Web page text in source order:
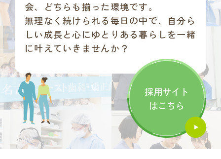
会、どちらも揃った環境です。
無理なく続けられる毎日の中で、自分ら
しい成長と心にゆとりある暮らしを一緒
に叶えていきませんか？
採用サイト
はこちら